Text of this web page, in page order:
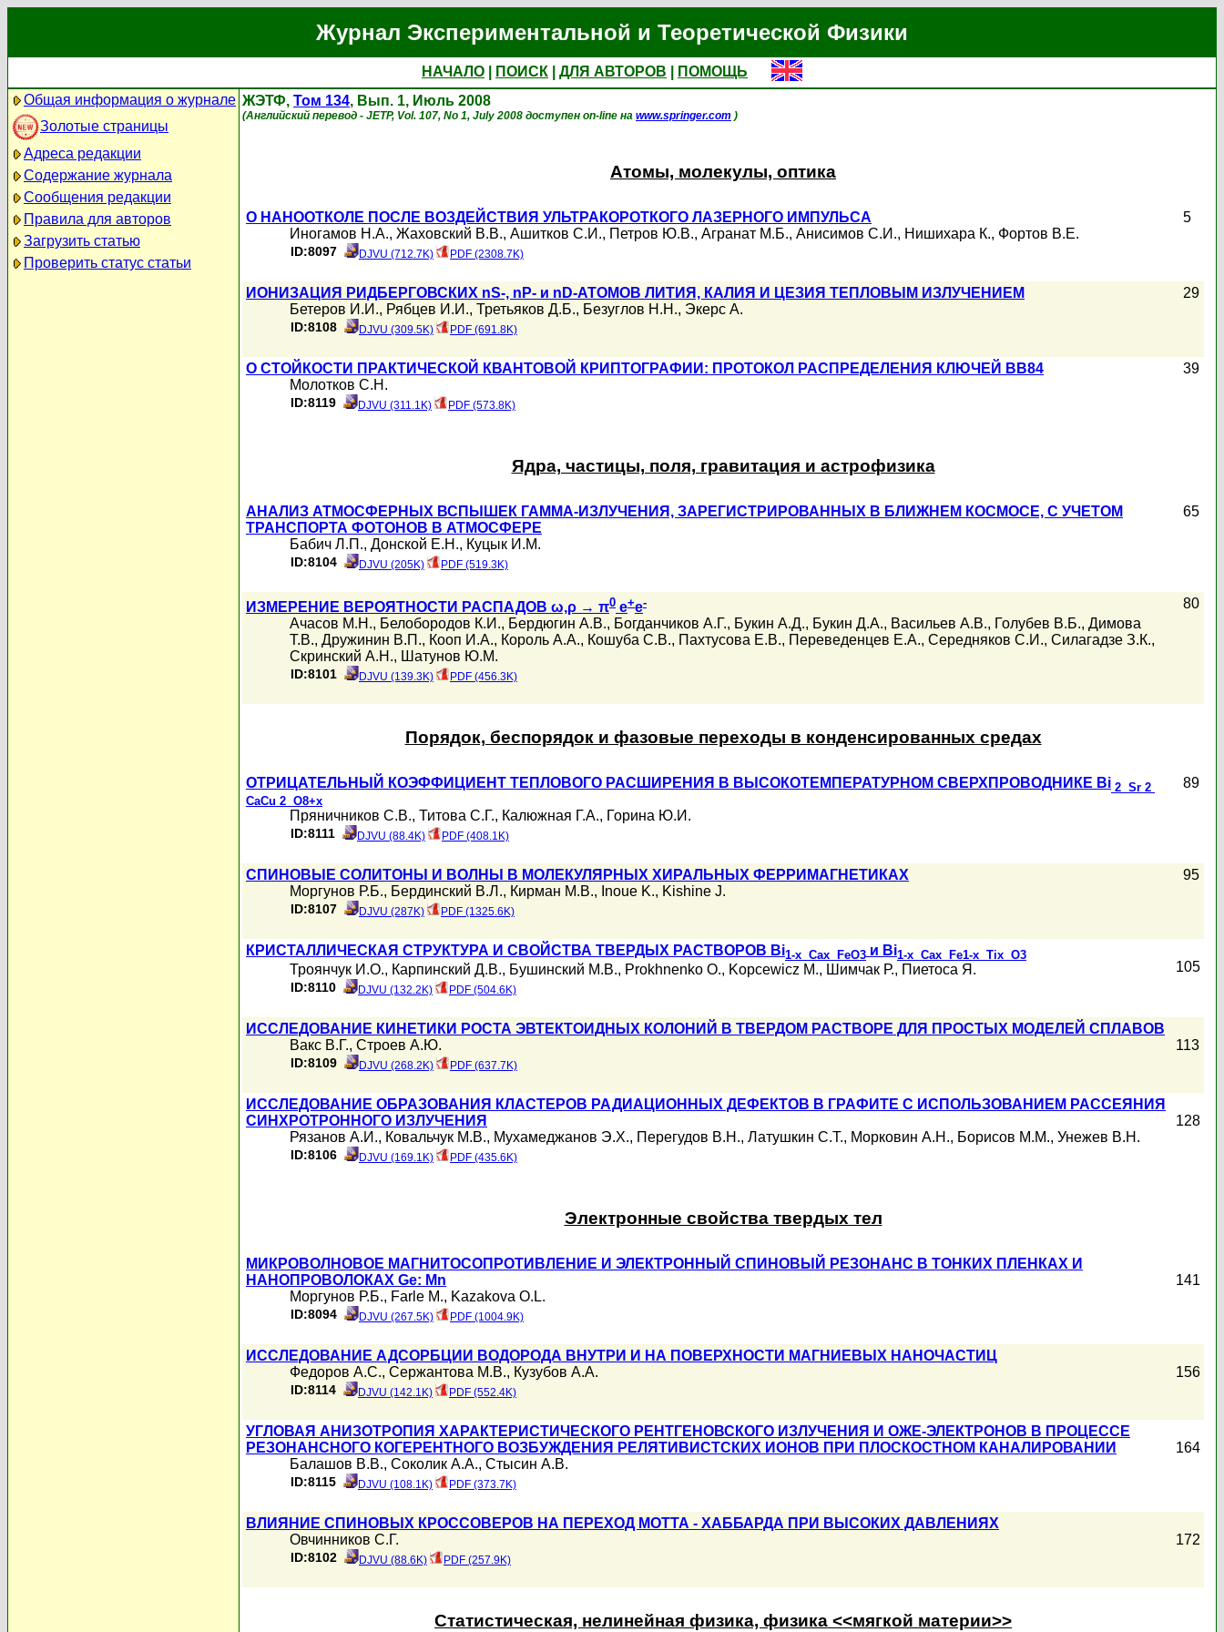
Журнал Экспериментальной и Теоретической Физики
НАЧАЛО ПОИСК ДЛЯ АВТОРОВ
ПОМОЩЬ
Общая информация о журнале
Золотые страницы
Адреса редакции
Содержание журнала
Сообщения редакции
Правила для авторов
Загрузить статью
Проверить статус статьи
ЖЭТФ, Том 134, Вып. 1, Июль 2008
(Английский перевод - JETP, Vol. 107, No 1, July 2008 доступен on-line на www.springer.com )
Атомы, молекулы, оптика
О НАНООТКОЛЕ ПОСЛЕ ВОЗДЕЙСТВИЯ УЛЬТРАКОРОТКОГО ЛАЗЕРНОГО ИМПУЛЬСА
Иногамов Н.А., Жаховский В.В., Ашитков С.И., Петров Ю.В., Агранат М.Б., Анисимов С.И., Нишихара К., Фортов В.Е.
ID:8097 DJVU (712.7K) PDF (2308.7K)
5
ИОНИЗАЦИЯ РИДБЕРГОВСКИХ nS-, nP- и nD-АТОМОВ ЛИТИЯ, КАЛИЯ И ЦЕЗИЯ ТЕПЛОВЫМ ИЗЛУЧЕНИЕМ
Бетеров И.И., Рябцев И.И., Третьяков Д.Б., Безуглов Н.Н., Экерс А.
ID:8108 DJVU (309.5K) PDF (691.8K)
29
О СТОЙКОСТИ ПРАКТИЧЕСКОЙ КВАНТОВОЙ КРИПТОГРАФИИ: ПРОТОКОЛ РАСПРЕДЕЛЕНИЯ КЛЮЧЕЙ BB84
Молотков С.Н.
ID:8119 DJVU (311.1K) PDF (573.8K)
39
Ядра, частицы, поля, гравитация и астрофизика
АНАЛИЗ АТМОСФЕРНЫХ ВСПЫШЕК ГАММА-ИЗЛУЧЕНИЯ, ЗАРЕГИСТРИРОВАННЫХ В БЛИЖНЕМ КОСМОСЕ, С УЧЕТОМ
ТРАНСПОРТА ФОТОНОВ В АТМОСФЕРЕ
Бабич Л.П., Донской Е.Н., Куцык И.М.
ID:8104 DJVU (205K) PDF (519.3K)
65
ИЗМЕРЕНИЕ ВЕРОЯТНОСТИ РАСПАДОВ ω,ρ → π0 e+e-
Ачасов М.Н., Белобородов К.И., Бердюгин А.В., Богданчиков А.Г., Букин А.Д., Букин Д.А., Васильев А.В., Голубев В.Б., Димова
Т.В., Дружинин В.П., Кооп И.А., Король А.А., Кошуба С.В., Пахтусова Е.В., Переведенцев Е.А., Середняков С.И., Силагадзе З.К.,
Скринский А.Н., Шатунов Ю.М.
ID:8101 DJVU (139.3K) PDF (456.3K)
80
Порядок, беспорядок и фазовые переходы в конденсированных средах
ОТРИЦАТЕЛЬНЫЙ КОЭФФИЦИЕНТ ТЕПЛОВОГО РАСШИРЕНИЯ В ВЫСОКОТЕМПЕРАТУРНОМ СВЕРХПРОВОДНИКЕ Bi 2 Sr 2
CaCu 2 O8+x
Пряничников С.В., Титова С.Г., Калюжная Г.А., Горина Ю.И.
ID:8111 DJVU (88.4K) PDF (408.1K)
89
СПИНОВЫЕ СОЛИТОНЫ И ВОЛНЫ В МОЛЕКУЛЯРНЫХ ХИРАЛЬНЫХ ФЕРРИМАГНЕТИКАХ
Моргунов Р.Б., Бердинский В.Л., Кирман М.В., Inoue K., Kishine J.
ID:8107 DJVU (287K) PDF (1325.6K)
95
КРИСТАЛЛИЧЕСКАЯ СТРУКТУРА И СВОЙСТВА ТВЕРДЫХ РАСТВОРОВ Bi1-x Cax FeO3 и Bi1-x Cax Fe1-x Tix O3
Троянчук И.О., Карпинский Д.В., Бушинский М.В., Prokhnenko O., Kopcewicz M., Шимчак Р., Пиетоса Я.
ID:8110 DJVU (132.2K) PDF (504.6K)
105
ИССЛЕДОВАНИЕ КИНЕТИКИ РОСТА ЭВТЕКТОИДНЫХ КОЛОНИЙ В ТВЕРДОМ РАСТВОРЕ ДЛЯ ПРОСТЫХ МОДЕЛЕЙ СПЛАВОВ
Вакс В.Г., Строев А.Ю.
ID:8109 DJVU (268.2K) PDF (637.7K)
113
ИССЛЕДОВАНИЕ ОБРАЗОВАНИЯ КЛАСТЕРОВ РАДИАЦИОННЫХ ДЕФЕКТОВ В ГРАФИТЕ С ИСПОЛЬЗОВАНИЕМ РАССЕЯНИЯ
СИНХРОТРОННОГО ИЗЛУЧЕНИЯ
Рязанов А.И., Ковальчук М.В., Мухамеджанов Э.Х., Перегудов В.Н., Латушкин С.Т., Морковин А.Н., Борисов М.М., Унежев В.Н.
ID:8106 DJVU (169.1K) PDF (435.6K)
128
Электронные свойства твердых тел
МИКРОВОЛНОВОЕ МАГНИТОСОПРОТИВЛЕНИЕ И ЭЛЕКТРОННЫЙ СПИНОВЫЙ РЕЗОНАНС В ТОНКИХ ПЛЕНКАХ И
НАНОПРОВОЛОКАХ Ge: Mn
Моргунов Р.Б., Farle M., Kazakova O.L.
ID:8094 DJVU (267.5K) PDF (1004.9K)
141
ИССЛЕДОВАНИЕ АДСОРБЦИИ ВОДОРОДА ВНУТРИ И НА ПОВЕРХНОСТИ МАГНИЕВЫХ НАНОЧАСТИЦ
Федоров А.С., Сержантова М.В., Кузубов А.А.
ID:8114 DJVU (142.1K) PDF (552.4K)
156
УГЛОВАЯ АНИЗОТРОПИЯ ХАРАКТЕРИСТИЧЕСКОГО РЕНТГЕНОВСКОГО ИЗЛУЧЕНИЯ И ОЖЕ-ЭЛЕКТРОНОВ В ПРОЦЕССЕ
РЕЗОНАНСНОГО КОГЕРЕНТНОГО ВОЗБУЖДЕНИЯ РЕЛЯТИВИСТСКИХ ИОНОВ ПРИ ПЛОСКОСТНОМ КАНАЛИРОВАНИИ
Балашов В.В., Соколик А.А., Стысин А.В.
ID:8115 DJVU (108.1K) PDF (373.7K)
164
ВЛИЯНИЕ СПИНОВЫХ КРОССОВЕРОВ НА ПЕРЕХОД МОТТА - ХАББАРДА ПРИ ВЫСОКИХ ДАВЛЕНИЯХ
Овчинников С.Г.
ID:8102 DJVU (88.6K) PDF (257.9K)
172
Статистическая, нелинейная физика, физика <<мягкой материи>>